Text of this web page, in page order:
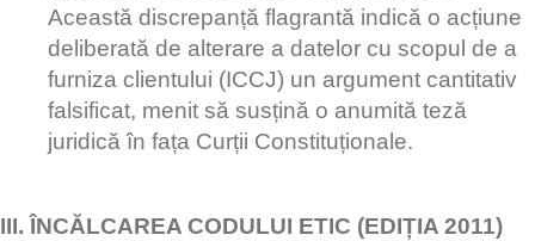
Această discrepanță flagrantă indică o acțiune
deliberată de alterare a datelor cu scopul de a
furniza clientului (ICCJ) un argument cantitativ
falsificat, menit să susțină o anumită teză
juridică în fața Curții Constituționale.
III. ÎNCĂLCAREA CODULUI ETIC (EDIȚIA 2011)